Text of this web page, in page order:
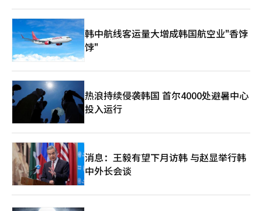
重磅新药是竞争力，而在肥胖药物市场，能够满足全球需求的生产
基础设施本身就是核心竞争力。”※ 本报道经人工智能（AI）系统
翻译与编辑。
韩中航线客运量大增成韩国航空业"香饽
饽"
热浪持续侵袭韩国 首尔4000处避暑中心
投入运行
消息：王毅有望下月访韩 与赵显举行韩
中外长会谈